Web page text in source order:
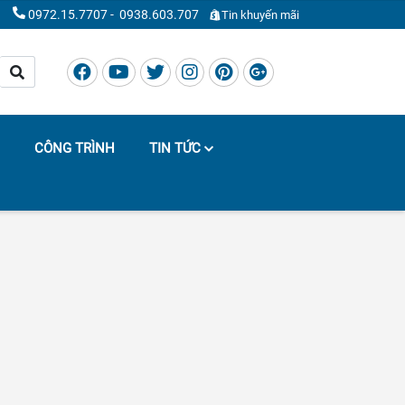
0972.15.7707- 0938.603.707 Tin khuyến mãi
CÔNG TRÌNH TIN TỨC